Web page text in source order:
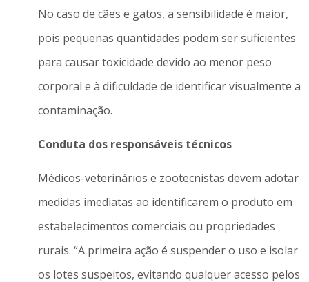
No caso de cães e gatos, a sensibilidade é maior,
pois pequenas quantidades podem ser suficientes
para causar toxicidade devido ao menor peso
corporal e à dificuldade de identificar visualmente a
contaminação.
Conduta dos responsáveis técnicos
Médicos-veterinários e zootecnistas devem adotar
medidas imediatas ao identificarem o produto em
estabelecimentos comerciais ou propriedades
rurais. “A primeira ação é suspender o uso e isolar
os lotes suspeitos, evitando qualquer acesso pelos